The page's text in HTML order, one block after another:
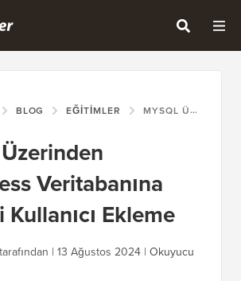
BLOG EĞITIMLER MYSQL ÜZERINDEN WORDPRESS VERITABANINA YÖNETICI KULLANICI EKLEME
Veritabanına
Ekleme
tarafından | 13 Ağustos 2024 | Okuyucu